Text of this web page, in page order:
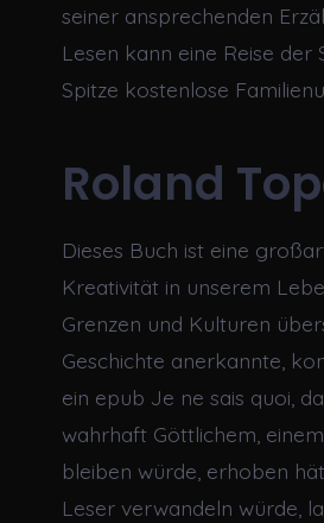
seiner ansprechenden
Lesen kann eine Reise
Spitze kostenlose
Roland
Dieses Buch ist eine
Kreativität in unserem
Grenzen und Kulturen
Geschichte anerkannte,
ein epub Je ne sais quoi,
wahrhaft Göttlichem,
bleiben würde, erhoben
Leser verwandeln würde,